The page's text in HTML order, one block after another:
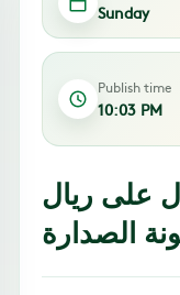
Sunday
Publish time
10:03 PM
على ريال